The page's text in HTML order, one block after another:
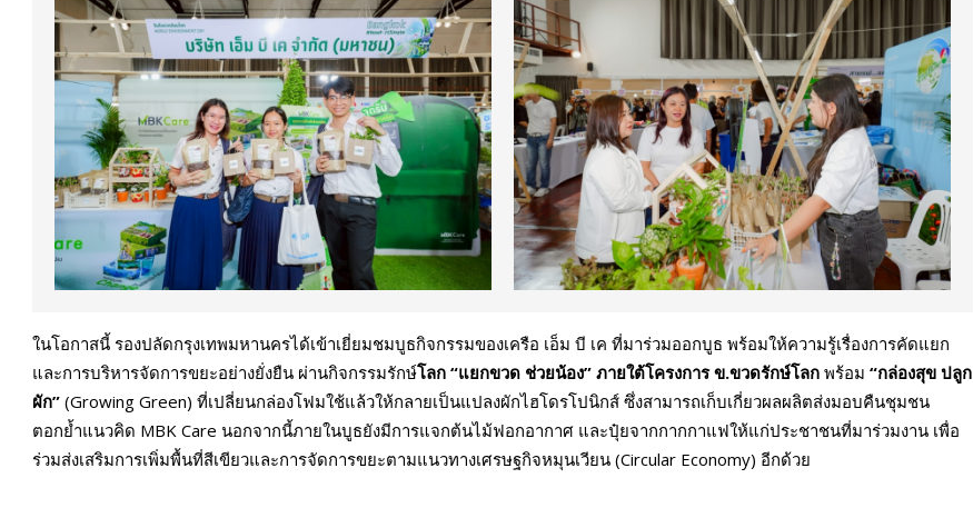
ในโอกาสนี้ รองปลัดกรุงเทพมหานครได้เข้าเยี่ยมชมบูธกิจกรรมของเครือ เอ็ม บี เค ที่มาร่วมออกบูธ พร้อมให้ความรู้เรื่องการคัดแยก
และการบริหารจัดการขยะอย่างยั่งยืน ผ่านกิจกรรมรักษ์โลก “แยกขวด ช่วยน้อง” ภายใต้โครงการ ข.ขวดรักษ์โลก พร้อม “กล่องสุข ปลูก
ผัก” (Growing Green) ที่เปลี่ยนกล่องโฟมใช้แล้วให้กลายเป็นแปลงผักไฮโดรโปนิกส์ ซึ่งสามารถเก็บเกี่ยวผลผลิตส่งมอบคืนชุมชน
ตอกย้ำแนวคิด MBK Care นอกจากนี้ภายในบูธยังมีการแจกต้นไม้ฟอกอากาศ และปุ๋ยจากกากกาแฟให้แก่ประชาชนที่มาร่วมงาน เพื่อ
ร่วมส่งเสริมการเพิ่มพื้นที่สีเขียวและการจัดการขยะตามแนวทางเศรษฐกิจหมุนเวียน (Circular Economy) อีกด้วย